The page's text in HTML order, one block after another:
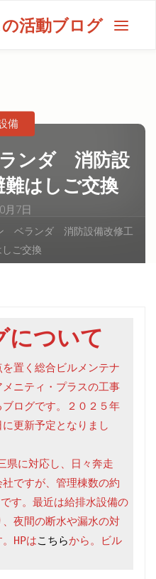
活動ブログ
ンダ 消防設
はしご交換
月7日
備
ベランダ 消防設備改修工
ご交換
について
置く総合ビルメンテナ
ニティ・プラスの工事
ログです。２０２５年
更新予定となりまし
に対応し、日々奔走
ですが、管理棟数の約
す。最近は給排水設備の
夜間の断水や漏水の対
HPはこちらから。ビル